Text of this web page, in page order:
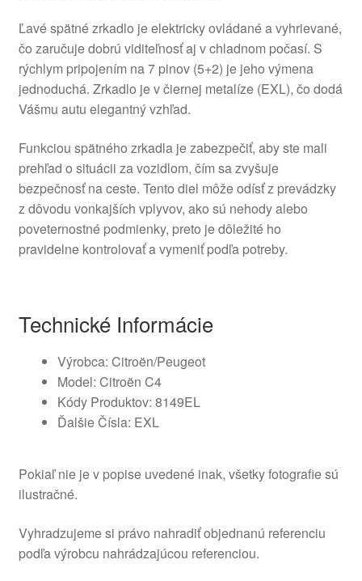
Ľavé spätné zrkadlo je elektricky ovládané a vyhrievané,
čo zaručuje dobrú viditeľnosť aj v chladnom počasí. S
rýchlym pripojením na 7 pinov (5+2) je jeho výmena
jednoduchá. Zrkadlo je v čiernej metalíze (EXL), čo dodá
Vášmu autu elegantný vzhľad.
Funkciou spätného zrkadla je zabezpečiť, aby ste mali
prehľad o situácii za vozidlom, čím sa zvyšuje
bezpečnosť na ceste. Tento diel môže odísť z prevádzky
z dôvodu vonkajších vplyvov, ako sú nehody alebo
poveternostné podmienky, preto je dôležité ho
pravidelne kontrolovať a vymeniť podľa potreby.
Technické Informácie
Výrobca: Citroën/Peugeot
Model: Citroën C4
Kódy Produktov: 8149EL
Ďalšie Čísla: EXL
Pokiaľ nie je v popise uvedené inak, všetky fotografie sú
ilustračné.
Vyhradzujeme si právo nahradiť objednanú referenciu
podľa výrobcu nahrádzajúcou referenciou.